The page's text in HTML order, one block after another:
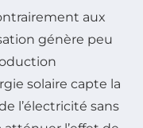
aux
génère peu
solaire capte la
l’électricité sans